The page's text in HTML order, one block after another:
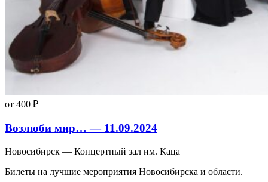
от 400 ₽
Возлюби мир… — 11.09.2024
Новосибирск — Концертный зал им. Каца
Билеты на лучшие мероприятия Новосибирска и области.